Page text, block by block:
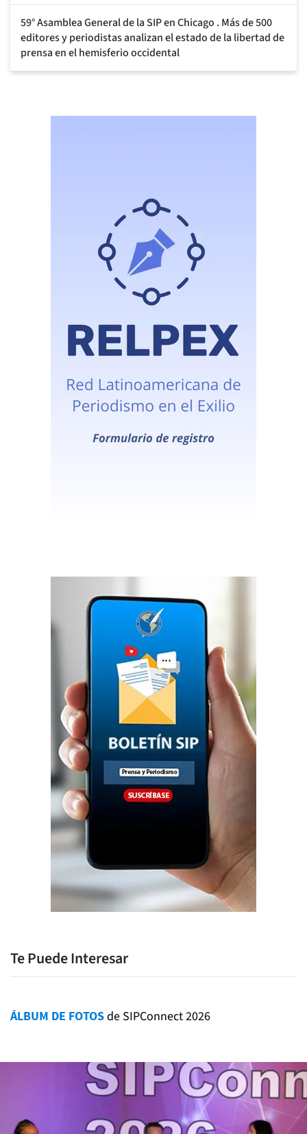
59° Asamblea General de la SIP en Chicago . Más de 500
editores y periodistas analizan el estado de la libertad de
prensa en el hemisferio occidental
Te Puede Interesar
ÁLBUM DE FOTOSde SIPConnect 2026